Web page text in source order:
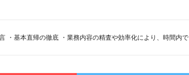
・基本直帰の徹底 ・業務内容の精査や効率化により、時間内で